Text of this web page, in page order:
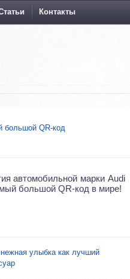
Контакты
большой QR-код
автомобильной марки Audi
большой QR-код в мире!
улыбка как лучший